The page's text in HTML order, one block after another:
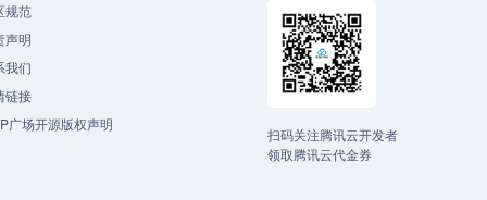
规范
声明
我们
链接
广场开源版权声明
扫码关注腾讯云开发者
领取腾讯云代金券